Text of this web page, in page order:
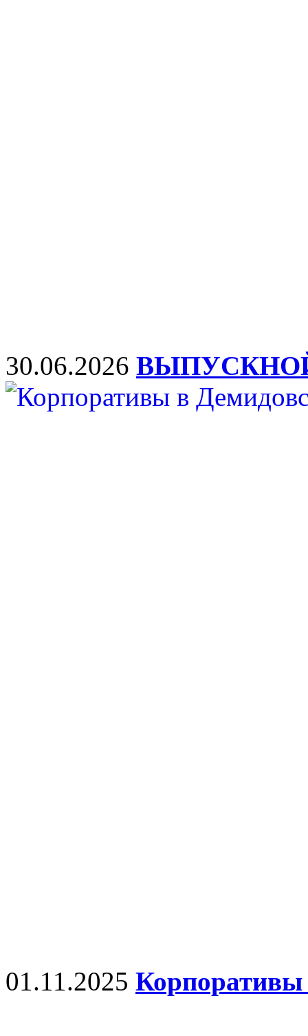
30.06.2026 ВЫПУСКНОЙ
01.11.2025 Корпоративы